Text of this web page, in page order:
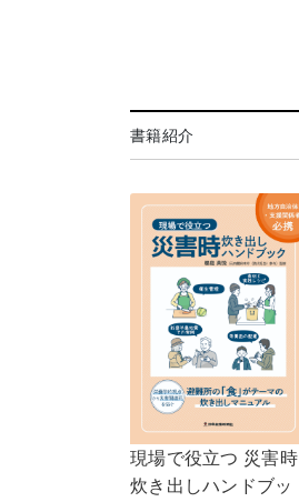
書籍紹介
現場で役立つ 災害時
炊き出しハンドブッ